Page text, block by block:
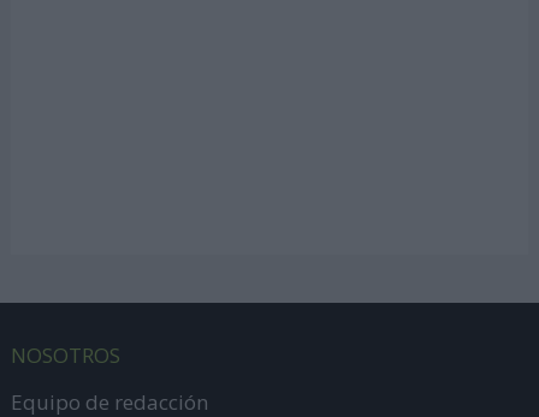
NOSOTROS
Equipo de redacción